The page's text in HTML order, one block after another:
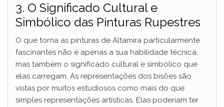
3. O Significado Cultural e
Simbólico das Pinturas Rupestres
O que torna as pinturas de Altamira particularmente
fascinantes não é apenas a sua habilidade técnica,
mas também o significado cultural e simbólico que
elas carregam. As representações dos bisões são
vistas por muitos estudiosos como mais do que
simples representações artísticas. Elas poderiam ter